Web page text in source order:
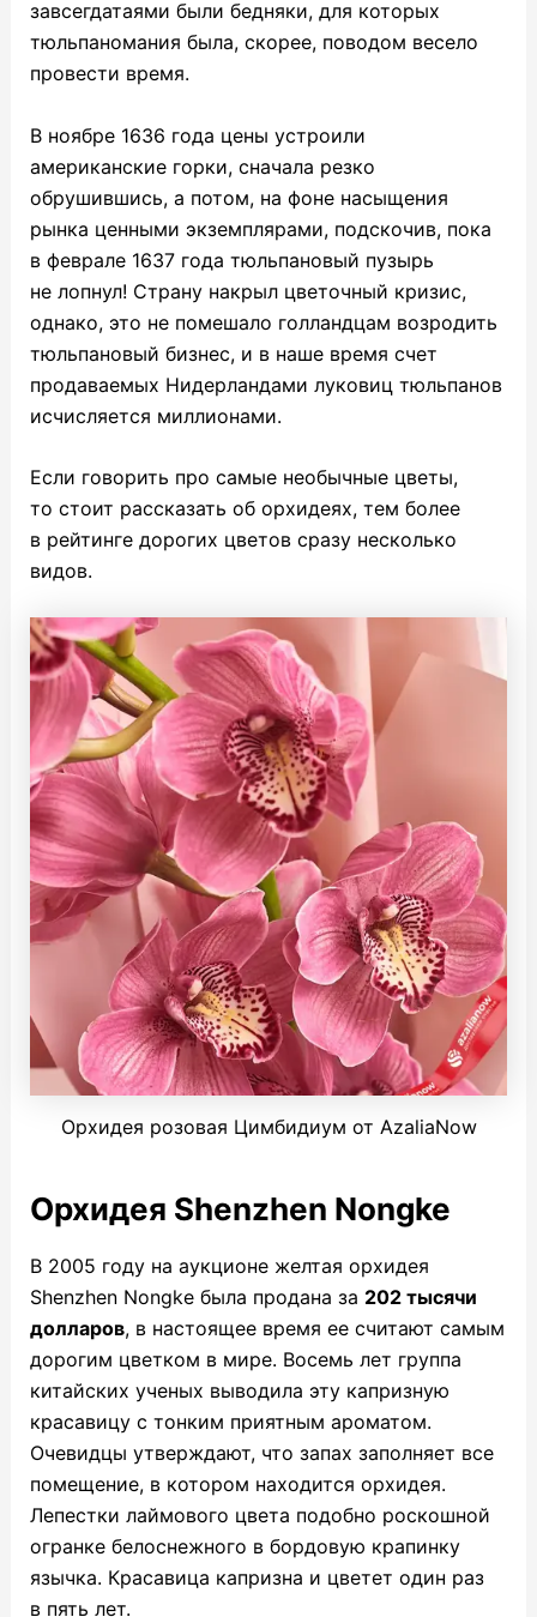
завсегдатаями были бедняки, для которых
тюльпаномания была, скорее, поводом весело
провести время.
В ноябре 1636 года цены устроили
американские горки, сначала резко
обрушившись, а потом, на фоне насыщения
рынка ценными экземплярами, подскочив, пока
в феврале 1637 года тюльпановый пузырь
не лопнул! Страну накрыл цветочный кризис,
однако, это не помешало голландцам возродить
тюльпановый бизнес, и в наше время счет
продаваемых Нидерландами луковиц тюльпанов
исчисляется миллионами.
Если говорить про самые необычные цветы,
то стоит рассказать об орхидеях, тем более
в рейтинге дорогих цветов сразу несколько
видов.
Орхидея розовая Цимбидиум от AzaliaNow
Орхидея Shenzhen Nongke
В 2005 году на аукционе желтая орхидея
Shenzhen Nongkeбыла продана за 202 тысячи
долларов, в настоящее время ее считают самым
дорогим цветком в мире. Восемь лет группа
китайских ученых выводила эту капризную
красавицу с тонким приятным ароматом.
Очевидцы утверждают, что запах заполняет все
помещение, в котором находится орхидея.
Лепестки лаймового цвета подобно роскошной
огранке белоснежного в бордовую крапинку
язычка. Красавица капризна и цветет один раз
в пять лет.